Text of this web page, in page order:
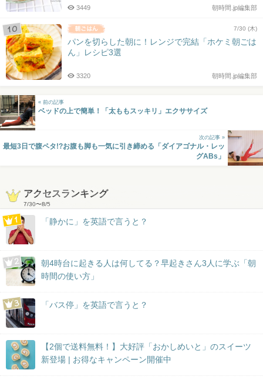
朝時間.jp編集部
3449
7/30 (木)
パンを切らした朝に！レンジで完結「ホケミ朝ごは
ん」レシピ3選
朝時間.jp編集部
3320
« 前の記事
ベッドの上で簡単！「太ももスッキリ」エクササイズ
次の記事 »
最短3日で腹ペタ!?お腹も脚も一気に引き締める「ダイアゴナル・レッ
グABs」
アクセスランキング
7/30〜8/5
「静かに」を英語で言うと？
朝4時台に起きる人は何してる？早起きさん3人に学ぶ「朝
時間の使い方」
「バス停」を英語で言うと？
【2個で送料無料！】大好評「おかしめいと」のスイーツ
新登場 | お得なキャンペーン開催中